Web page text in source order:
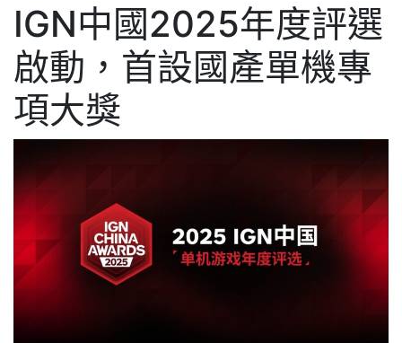
IGN中國2025年度評選
啟動，首設國產單機專
項大獎